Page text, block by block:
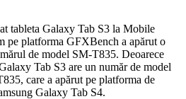
tableta Galaxy Tab S3 la Mobile
pe platforma GFXBench a apărut o
de model SM-T835. Deoarece
Tab S3 are un număr de model
care a apărut pe platforma de
Galaxy Tab S4.